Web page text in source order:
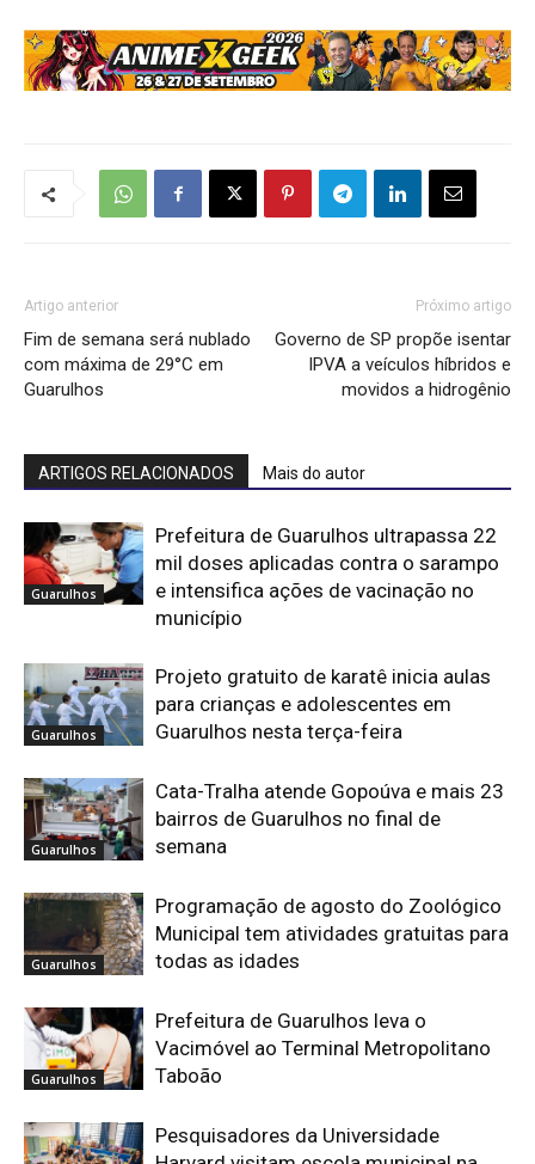
Artigo anterior
Fim de semana será nublado
com máxima de 29°C em
Guarulhos
Próximo artigo
Governo de SP propõe isentar
IPVA a veículos híbridos e
movidos a hidrogênio
ARTIGOS RELACIONADOS Mais do autor
Guarulhos
Prefeitura de Guarulhos ultrapassa 22
mil doses aplicadas contra o sarampo
e intensifica ações de vacinação no
município
Guarulhos
Projeto gratuito de karatê inicia aulas
para crianças e adolescentes em
Guarulhos nesta terça-feira
Guarulhos
Cata-Tralha atende Gopoúva e mais 23
bairros de Guarulhos no final de
semana
Guarulhos
Programação de agosto do Zoológico
Municipal tem atividades gratuitas para
todas as idades
Guarulhos
Prefeitura de Guarulhos leva o
Vacimóvel ao Terminal Metropolitano
Taboão
Pesquisadores da Universidade